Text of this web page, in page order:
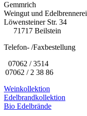
Gemmrich
Weingut und Edelbrennerei
Löwensteiner Str. 34
71717 Beilstein
Telefon- /Faxbestellung
07062 / 3514
07062 / 2 38 86
Weinkollektion
Edelbrandkollektion
Bio Edelbrände